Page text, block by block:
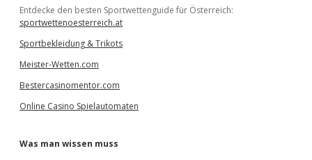
Entdecke den besten Sportwettenguide für Österreich:
sportwettenoesterreich.at
Sportbekleidung & Trikots
Meister-Wetten.com
Bestercasinomentor.com
Online Casino Spielautomaten
Was man wissen muss